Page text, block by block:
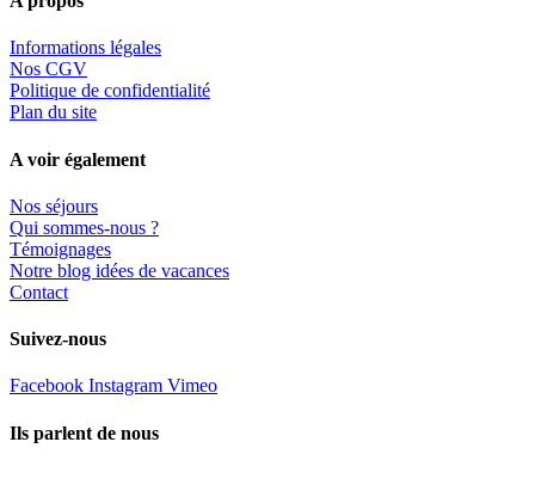
Informations légales
Nos CGV
Politique de confidentialité
Plan du site
A voir également
Nos séjours
Qui sommes-nous ?
Témoignages
Notre blog idées de vacances
Contact
Suivez-nous
Facebook Instagram Vimeo
Ils parlent de nous